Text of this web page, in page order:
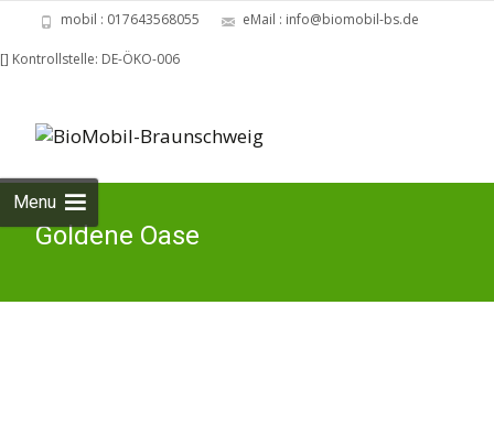
mobil : 017643568055 eMail : info@biomobil-bs.de
[] Kontrollstelle: DE-ÖKO-006
Menu
Goldene Oase